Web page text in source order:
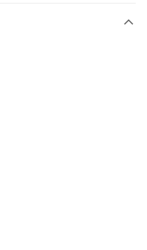
」的支付方式。 讓您購物簡單
儲值。
結帳。
，將跳轉至「AFTEE先享後付」
可完成結帳。
訊。